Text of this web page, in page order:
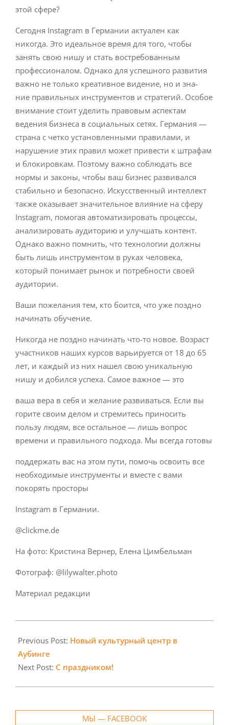
этой сфере?
Сегодня Instagram в Германии актуален как
никогда. Это идеальное время для того, чтобы
занять свою нишу и стать востребованным
профессионалом. Однако для успешного развития
важно не только креативное видение, но и зна-
ние правильных инструментов и стратегий. Особое
внимание стоит уделить правовым аспектам
ведения бизнеса в социальных сетях. Германия —
страна с четко установленными правилами, и
нарушение этих правил может привести к штрафам
и блокировкам. Поэтому важно соблюдать все
нормы и законы, чтобы ваш бизнес развивался
стабильно и безопасно. Искусственный интеллект
также оказывает значительное влияние на сферу
Instagram, помогая автоматизировать процессы,
анализировать аудиторию и улучшать контент.
Однако важно помнить, что технологии должны
быть лишь инструментом в руках человека,
который понимает рынок и потребности своей
аудитории.
Ваши пожелания тем, кто боится, что уже поздно
начинать обучение.
Никогда не поздно начинать что-то новое. Возраст
участников наших курсов варьируется от 18 до 65
лет, и каждый из них нашел свою уникальную
нишу и добился успеха. Самое важное — это
ваша вера в себя и желание развиваться. Если вы
горите своим делом и стремитесь приносить
пользу людям, все остальное — лишь вопрос
времени и правильного подхода. Мы всегда готовы
поддержать вас на этом пути, помочь освоить все
необходимые инструменты и вместе с вами
покорять просторы
Instagram в Германии.
@clickme.de
На фото: Кристина Вернер, Елена Цимбельман
Фотограф: @lilywalter.photo
Материал редакции
03-
04
Previous Post: Новый культурный центр в
Аубинге
Next Post: С праздником!
МЫ — FACEBOOK